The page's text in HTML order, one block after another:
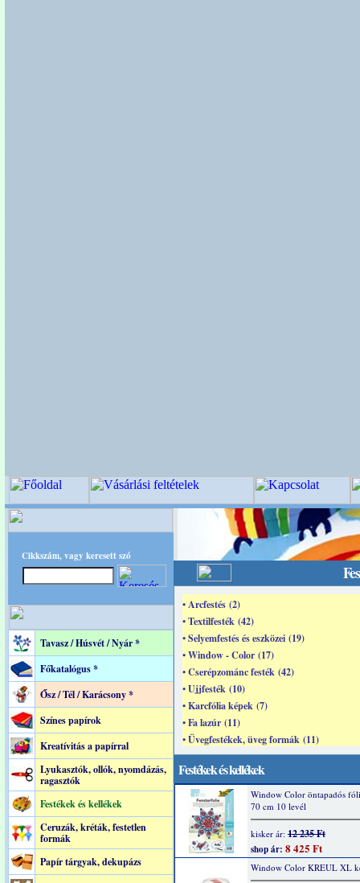
Cikkszám, vagy keresett szó
Tavasz / Húsvét / Nyár *
Főkatalógus *
Ősz / Tél / Karácsony *
Színes papírok
Kreatívitás a papírral
Lyukasztók, ollók, nyomdázás,
ragasztók
Festékek és kellékek
Ceruzák, kréták, festetlen
formák
Papír tárgyak, dekupázs
• Arcfestés (2)
• Textilfesték (42)
• Selyemfestés és eszközei (19)
• Window - Color (17)
• Cserépzománc festék (42)
• Ujjfesték (10)
• Karcfólia képek (7)
• Fa lazúr (11)
• Üvegfestékek, üveg formák (11)
Festékek és kellékek
Window Color öntapadós
70 cm 10 levél
kisker ár: 12 235 Ft
shop ár: 8 425 Ft
Window Color KREUL XL